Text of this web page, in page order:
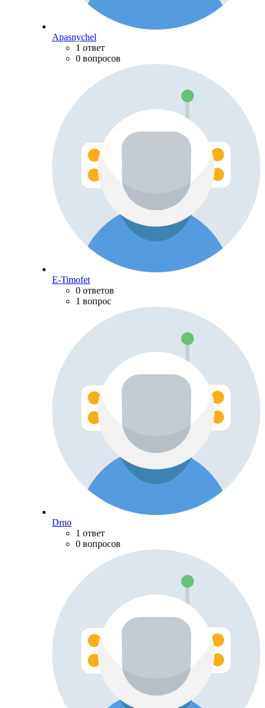
Apasnychel
1 ответ
0 вопросов
E-Timofet
0 ответов
1 вопрос
Drno
1 ответ
0 вопросов